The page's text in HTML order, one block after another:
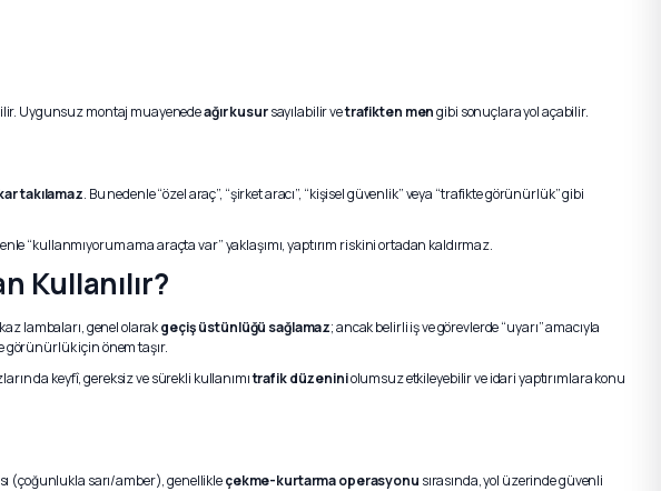
Uygunsuz montaj muayenedeağır kusursayılabilir vetrafikten mengibi sonuçlara yol açabilir.
takılamaz. Bu nedenle “özel araç”, “şirket aracı”, “kişisel güvenlik” veya “trafikte görünürlük” gibi
“kullanmıyorum ama araçta var” yaklaşımı, yaptırım riskini ortadan kaldırmaz.
Kullanılır?
lambaları, genel olarakgeçiş üstünlüğü sağlamaz; ancak belirli iş ve görevlerde “uyarı” amacıyla
görünürlük için önem taşır.
da keyfî, gereksiz ve sürekli kullanımıtrafik düzeniniolumsuz etkileyebilir ve idari yaptırımlara konu
(çoğunlukla sarı/amber), genellikleçekme-kurtarma operasyonu sırasında, yol üzerinde güvenli